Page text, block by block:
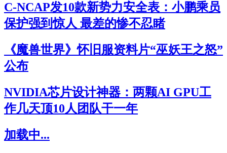
C-NCAP发10款新势力安全表：小鹏乘员
保护强到惊人 最差的惨不忍睹
《魔兽世界》怀旧服资料片“巫妖王之怒”
公布
NVIDIA芯片设计神器：两颗AI GPU工
作几天顶10人团队干一年
加载中...